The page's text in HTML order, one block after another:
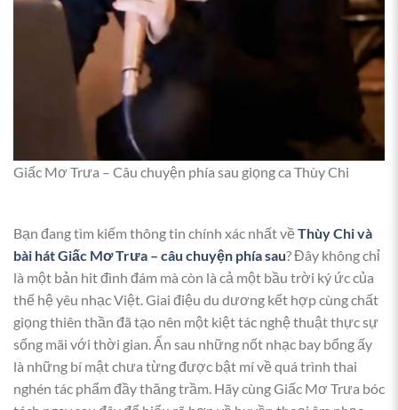
Giấc Mơ Trưa – Câu chuyện phía sau giọng ca Thùy Chi
Bạn đang tìm kiếm thông tin chính xác nhất về Thùy Chi và
bài hát Giấc Mơ Trưa – câu chuyện phía sau? Đây không chỉ
là một bản hit đình đám mà còn là cả một bầu trời ký ức của
thế hệ yêu nhạc Việt. Giai điệu du dương kết hợp cùng chất
giọng thiên thần đã tạo nên một kiệt tác nghệ thuật thực sự
sống mãi với thời gian. Ẩn sau những nốt nhạc bay bổng ấy
là những bí mật chưa từng được bật mí về quá trình thai
nghén tác phẩm đầy thăng trầm. Hãy cùng Giấc Mơ Trưa bóc